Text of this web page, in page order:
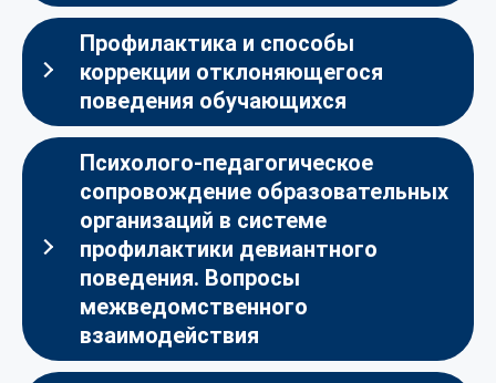
Профилактика и способы
коррекции отклоняющегося
поведения обучающихся
Психолого-педагогическое
сопровождение образовательных
организаций в системе
профилактики девиантного
поведения. Вопросы
межведомственного
взаимодействия